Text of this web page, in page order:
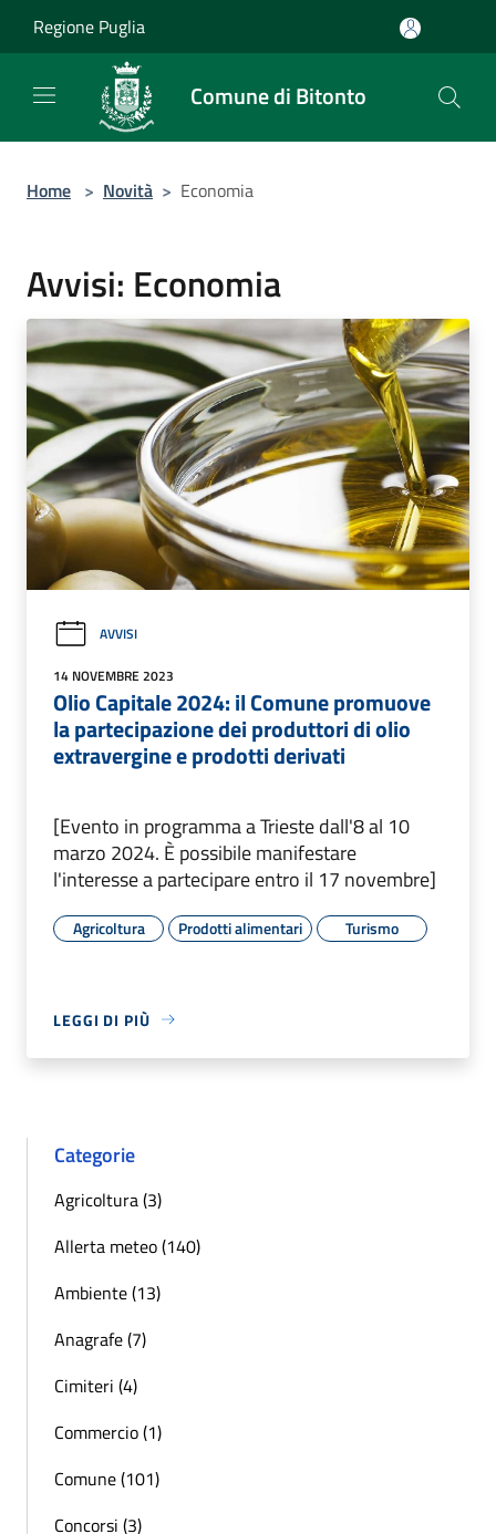
Regione Puglia
Comune di Bitonto
Home > Novità > Economia
Avvisi: Economia
AVVISI
14 NOVEMBRE 2023
Olio Capitale 2024: il Comune promuove
la partecipazione dei produttori di olio
extravergine e prodotti derivati
[Evento in programma a Trieste dall'8 al 10
marzo 2024. È possibile manifestare
l'interesse a partecipare entro il 17 novembre]
Agricoltura Prodotti alimentari Turismo
LEGGI DI PIÙ
Categorie
Agricoltura (3)
Allerta meteo (140)
Ambiente (13)
Anagrafe (7)
Cimiteri (4)
Commercio (1)
Comune (101)
Concorsi (3)